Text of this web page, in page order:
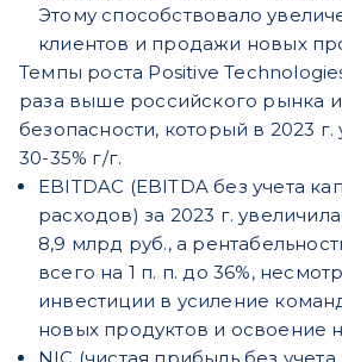
Этому способствовало
клиентов и продажи новых
Темпы роста Positive
раза выше российского рынка
безопасности, который в 2023 г.
30-35% г/г.
EBITDAС (EBITDA без учета
расходов) за 2023 г.
8,9 млрд руб., а
всего на 1 п. п. до 36%,
инвестиции в усиление
новых продуктов и освоение